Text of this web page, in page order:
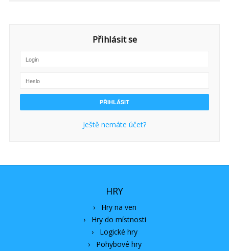
Přihlásit se
Ještě nemáte účet?
HRY
› Hry na ven
› Hry do místnosti
› Logické hry
› Pohybové hry